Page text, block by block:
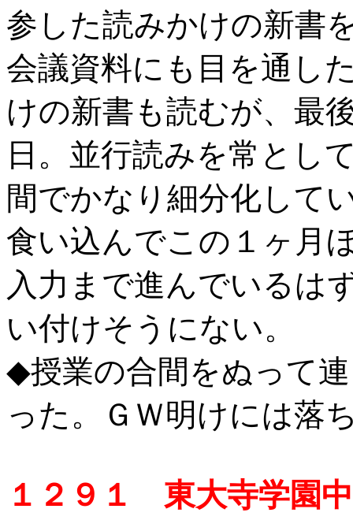
参した読みかけの新書
会議資料にも目を通し
けの新書も読むが、最
日。並行読みを常とし
間でかなり細分化して
食い込んでこの１ヶ月
入力まで進んでいるは
い付けそうにない。
◆授業の合間をぬって
った。ＧＷ明けには落
１２９１ 東大寺学園